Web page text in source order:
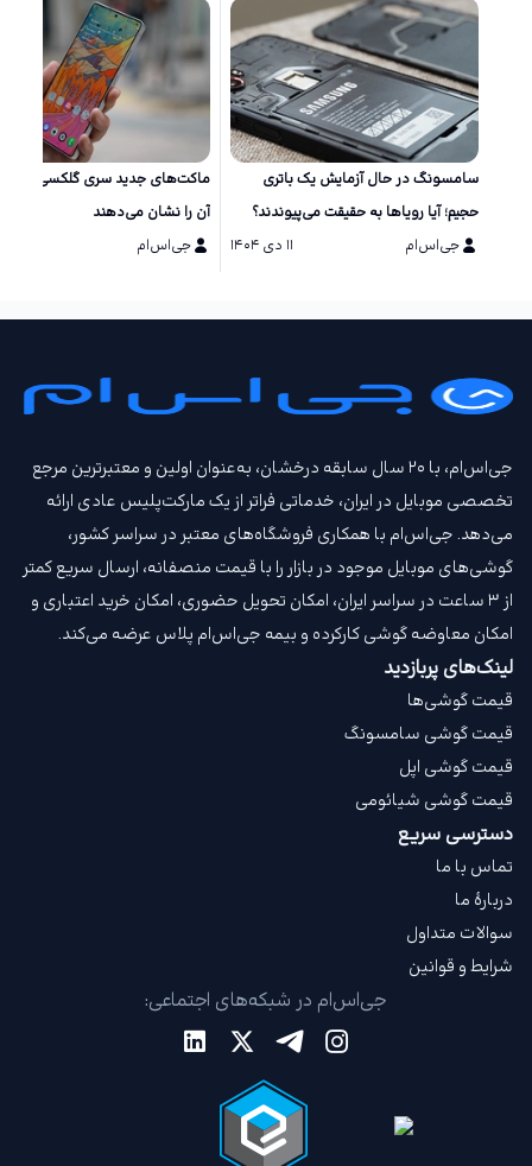
سامسونگ در حال آزمایش یک باتری
حجیم؛ آیا رویاها به حقیقت می‌پیوندند؟
جی‌اس‌ام
۱۱ دی ۱۴۰۴
آن را نشان می‌دهند
جی‌اس‌ام
جی‌اس‌ام، با ۲۰ سال سابقه درخشان، به‌عنوان اولین و معتبرترین مرجع
تخصصی موبایل در ایران، خدماتی فراتر از یک مارکت‌پلیس عادی ارائه
می‌دهد. جی‌اس‌ام با همکاری فروشگاه‌های معتبر در سراسر کشور،
گوشی‌های موبایل موجود در بازار را با قیمت‌ منصفانه، ارسال سریع کمتر
از ۳ ساعت در سراسر ایران، امکان تحویل حضوری، امکان خرید اعتباری و
امکان معاوضه گوشی کارکرده و بیمه جی‌اس‌ام‌ پلاس عرضه می‌کند.
لینک‌های پربازدید
قیمت گوشی‌ها
قیمت گوشی سامسونگ
قیمت گوشی اپل
قیمت گوشی شیائومی
دسترسی سریع
تماس با ما
دربارهٔ ما
سوالات متداول
شرایط و قوانین
جی‌اس‌ام در شبکه‌های اجتماعی: